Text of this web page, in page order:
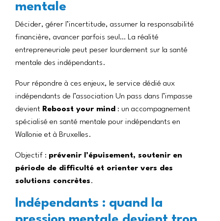
mentale
Décider, gérer l’incertitude, assumer la responsabilité
financière, avancer parfois seul… La réalité
entrepreneuriale peut peser lourdement sur la santé
mentale des indépendants.
Pour répondre à ces enjeux, le service dédié aux
indépendants de l’association Un pass dans l’impasse
devient Reboost your mind : un accompagnement
spécialisé en santé mentale pour indépendants en
Wallonie et à Bruxelles.
Objectif : prévenir l’épuisement, soutenir en
période de difficulté et orienter vers des
solutions concrètes.
Indépendants : quand la